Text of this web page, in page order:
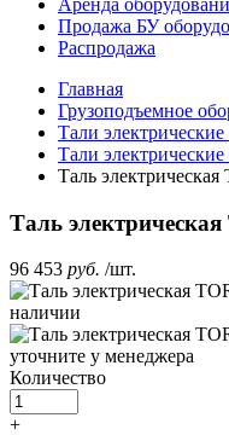
Аренда
Продажа БУ
Распродажа
Главная
Грузоподъемное
Тали
Тали
Таль
Таль
96 453 руб. /шт.
наличии
уточните у менеджера
Количество
+